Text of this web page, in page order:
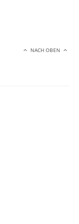
NACH OBEN